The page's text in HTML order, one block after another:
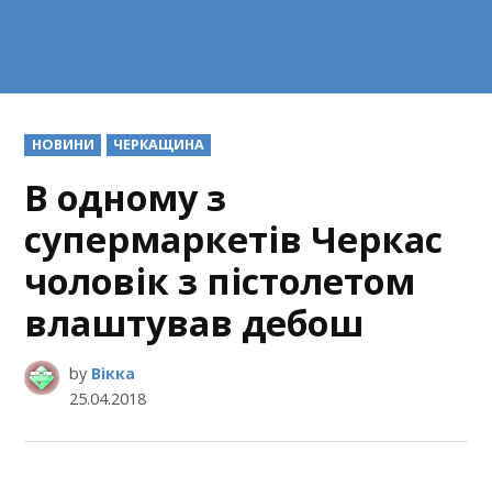
POSTED
IN
НОВИНИ ЧЕРКАЩИНА
В одному з
супермаркетів Черкас
чоловік з пістолетом
влаштував дебош
by Вікка
25.04.2018